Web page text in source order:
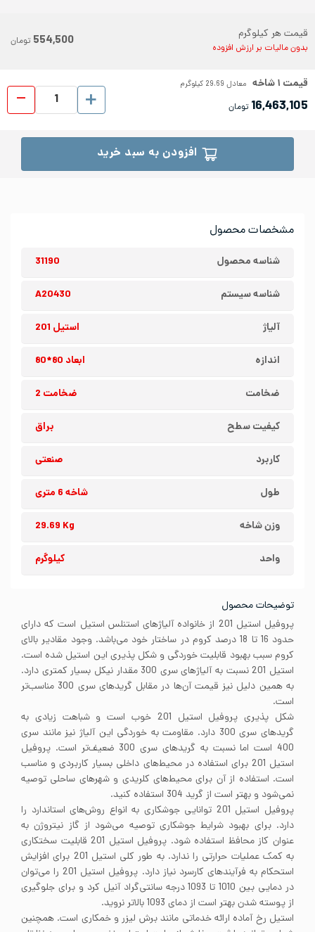
مشخصات محصول
شناسه محصول 31190
شناسه سیستم A20430
آلیاژ استیل 201
اندازه ابعاد 80*80
ضخامت ضخامت 2
کیفیت سطح براق
کاربرد صنعتی
طول شاخه 6 متری
وزن شاخه 29.69 Kg
واحد کیلوگرم
توضیحات محصول
پروفیل استیل 201 از خانواده آلیاژهای استنلس استیل است که دارای
حدود 16 تا 18 درصد کروم در ساختار خود می‌باشد. وجود مقادیر بالای
کروم سبب بهبود قابلیت خوردگی و شکل پذیری این استیل شده است.
استیل 201 نسبت به آلیاژهای سری 300 مقدار نیکل بسیار کمتری دارد.
به همین دلیل نیز قیمت آن‌ها در مقابل گریدهای سری 300 مناسب‌تر
است.
شکل پذیری پروفیل استیل 201 خوب است و شباهت زیادی به
گریدهای سری 300 دارد. مقاومت به خوردگی این آلیاژ نیز مانند سری
400 است اما نسبت به گریدهای سری 300 ضعیف‌تر است. پروفیل
استیل 201 برای استفاده در محیط‌های داخلی بسیار کاربردی و مناسب
است. استفاده از آن برای محیط‌های کلریدی و شهرهای ساحلی توصیه
نمی‌شود و بهتر است از گرید 304 استفاده کنید.
پروفیل استیل 201 توانایی جوشکاری به انواع روش‌های استاندارد را
دارد. برای بهبود شرایط جوشکاری توصیه می‌شود از گاز نیتروژن به
عنوان کاز محافظ استفاده شود. پروفیل استیل 201 قابلیت سختکاری
به کمک عملیات حرارتی را ندارد. به طور کلی استیل 201 برای افزایش
استحکام به فرآیندهای کارسرد نیاز دارد. پروفیل استیل 201 را می‌توان
در دمایی بین 1010 تا 1093 درجه سانتی‌گراد آنیل کرد و برای جلوگیری
از پوسته شدن بهتر است از دمای 1093 بالاتر نروید.
استیل رخ آماده ارائه خدماتی مانند برش لیزر و خمکاری است. همچنین
قیمت هر کیلوگرم
بدون مالیات بر ارزش افزوده 554,500 تومان
قیمت ۱شاخه معادل 29.69 کیلوگرم
16,463,105 تومان
افزودن به سبد خرید